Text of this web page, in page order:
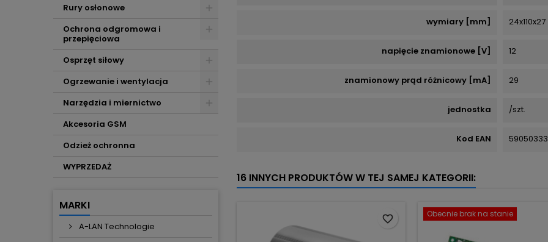
Rury osłonowe
Ochrona odgromowa i
przepięciowa
Osprzęt siłowy
Ogrzewanie i wentylacja
Narzędzia i miernictwo
Akcesoria GSM
Odzież ochronna
WYPRZEDAŻ
MARKI
A-LAN Technologie
wymiary [mm] 24x110x27
napięcie znamionowe [V] 12
znamionowy prąd różnicowy [mA] 29
jednostka /szt.
Kod EAN
16 INNYCH PRODUKTÓW W TEJ SAMEJ KATEGORII:
favorite_border Obecnie brak na stanie